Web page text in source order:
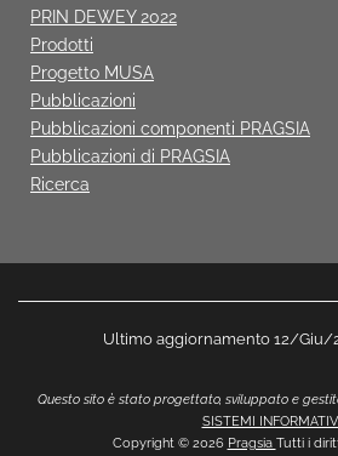
PRIN DEWEY 2022
Prodotti
Progetto MUSA
Pubblicazioni
Pubblicazioni componenti PRAGSIA
Pubblicazioni di PRAGSIA
Ricerca
Ultimo aggiornamento 12/Giu/
Questo sito è stato progettato, sviluppato e
SISTEMI
Copyright © 2026 Pragsia Tutti i